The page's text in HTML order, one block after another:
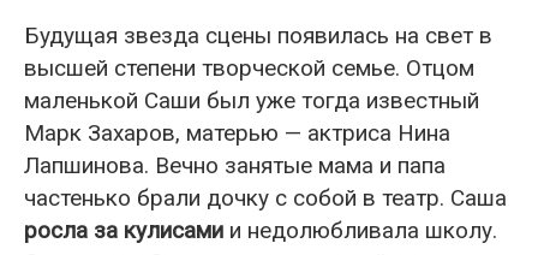
Будущая звезда сцены появилась на свет в
высшей степени творческой семье. Отцом
маленькой Саши был уже тогда известный
Марк Захаров, матерью — актриса Нина
Лапшинова. Вечно занятые мама и папа
частенько брали дочку с собой в театр. Саша
росла за кулисами и недолюбливала школу.